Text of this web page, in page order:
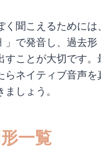
く聞こえるために
」で発音し、過去形
すことが大切です。
らネイティブ音声
ましょう。
一覧